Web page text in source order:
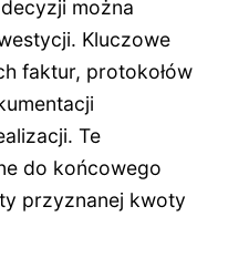
można
Kluczowe
faktur, protokołów
Te
do końcowego
przyznanej kwoty